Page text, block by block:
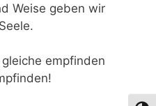
Weise geben wir
empfinden